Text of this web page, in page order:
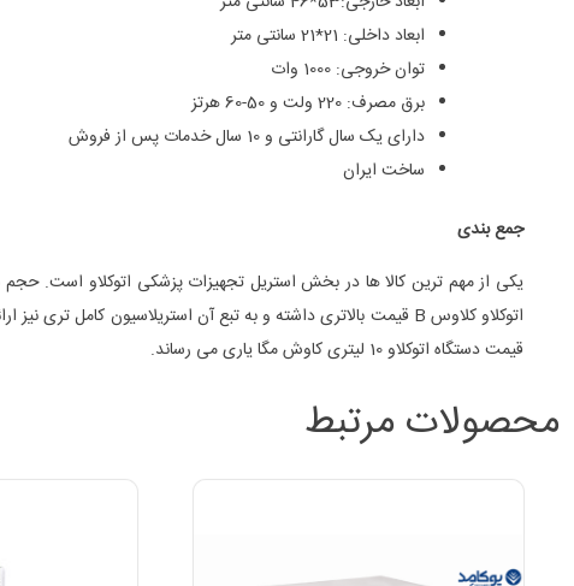
ابعاد داخلی: 21*21 سانتی متر
توان خروجی: 1000 وات
برق مصرف: 220 ولت و 50-60 هرتز
دارای یک سال گارانتی و 10 سال خدمات پس از فروش
ساخت ایران
جمع بندی
یکی از مهم ترین کالا ها در بخش استریل تجهیزات پزشکی اتوکلاو است. حجم
اتوکلاو کلاوس B قیمت بالاتری داشته و به تبع آن استریلاسیون کامل تری نیز ارائه می دهند. اما در خصوص مراکز آزمایشگاهی معمولا اتوکلاو های کلاس N کفایت می کند.
قیمت دستگاه اتوکلاو 10 لیتری کاوش مگا یاری می رساند.
محصولات مرتبط